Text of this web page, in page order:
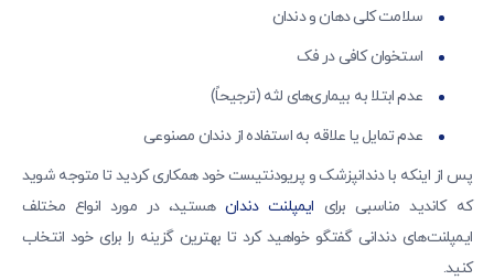
سلامت کلی دهان و دندان
استخوان کافی در فک
عدم ابتلا به بیماری‌های لثه (ترجیحاً)
عدم تمایل یا علاقه به استفاده از دندان مصنوعی
پس از اینکه با دندانپزشک و پریودنتیست خود همکاری کردید تا متوجه شوید
که کاندید مناسبی برای ایمپلنت دندانهستید، در مورد انواع مختلف
ایمپلنت‌های دندانی گفتگو خواهید کرد تا بهترین گزینه را برای خود انتخاب
کنید.